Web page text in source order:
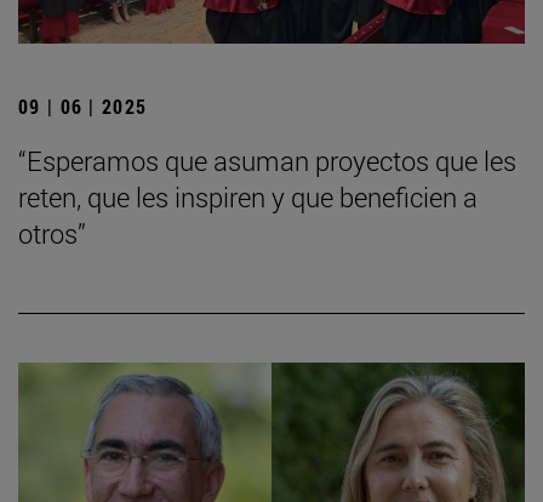
09 | 06 | 2025
“Esperamos que asuman proyectos que les
reten, que les inspiren y que beneficien a
otros”